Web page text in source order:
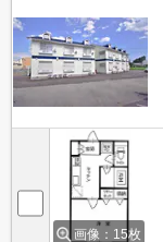
画像：15枚